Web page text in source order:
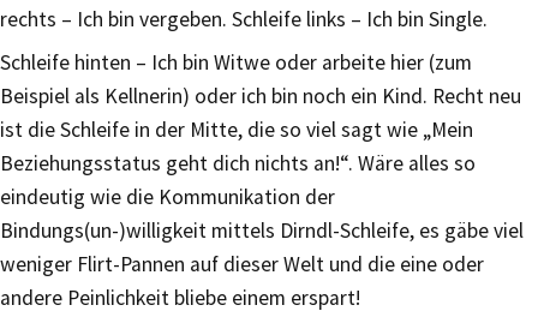
rechts – Ich bin vergeben. Schleife links – Ich bin Single.
Schleife hinten – Ich bin Witwe oder arbeite hier (zum
Beispiel als Kellnerin) oder ich bin noch ein Kind. Recht neu
ist die Schleife in der Mitte, die so viel sagt wie „Mein
Beziehungsstatus geht dich nichts an!“. Wäre alles so
eindeutig wie die Kommunikation der
Bindungs(un-)willigkeit mittels Dirndl-Schleife, es gäbe viel
weniger Flirt-Pannen auf dieser Welt und die eine oder
andere Peinlichkeit bliebe einem erspart!